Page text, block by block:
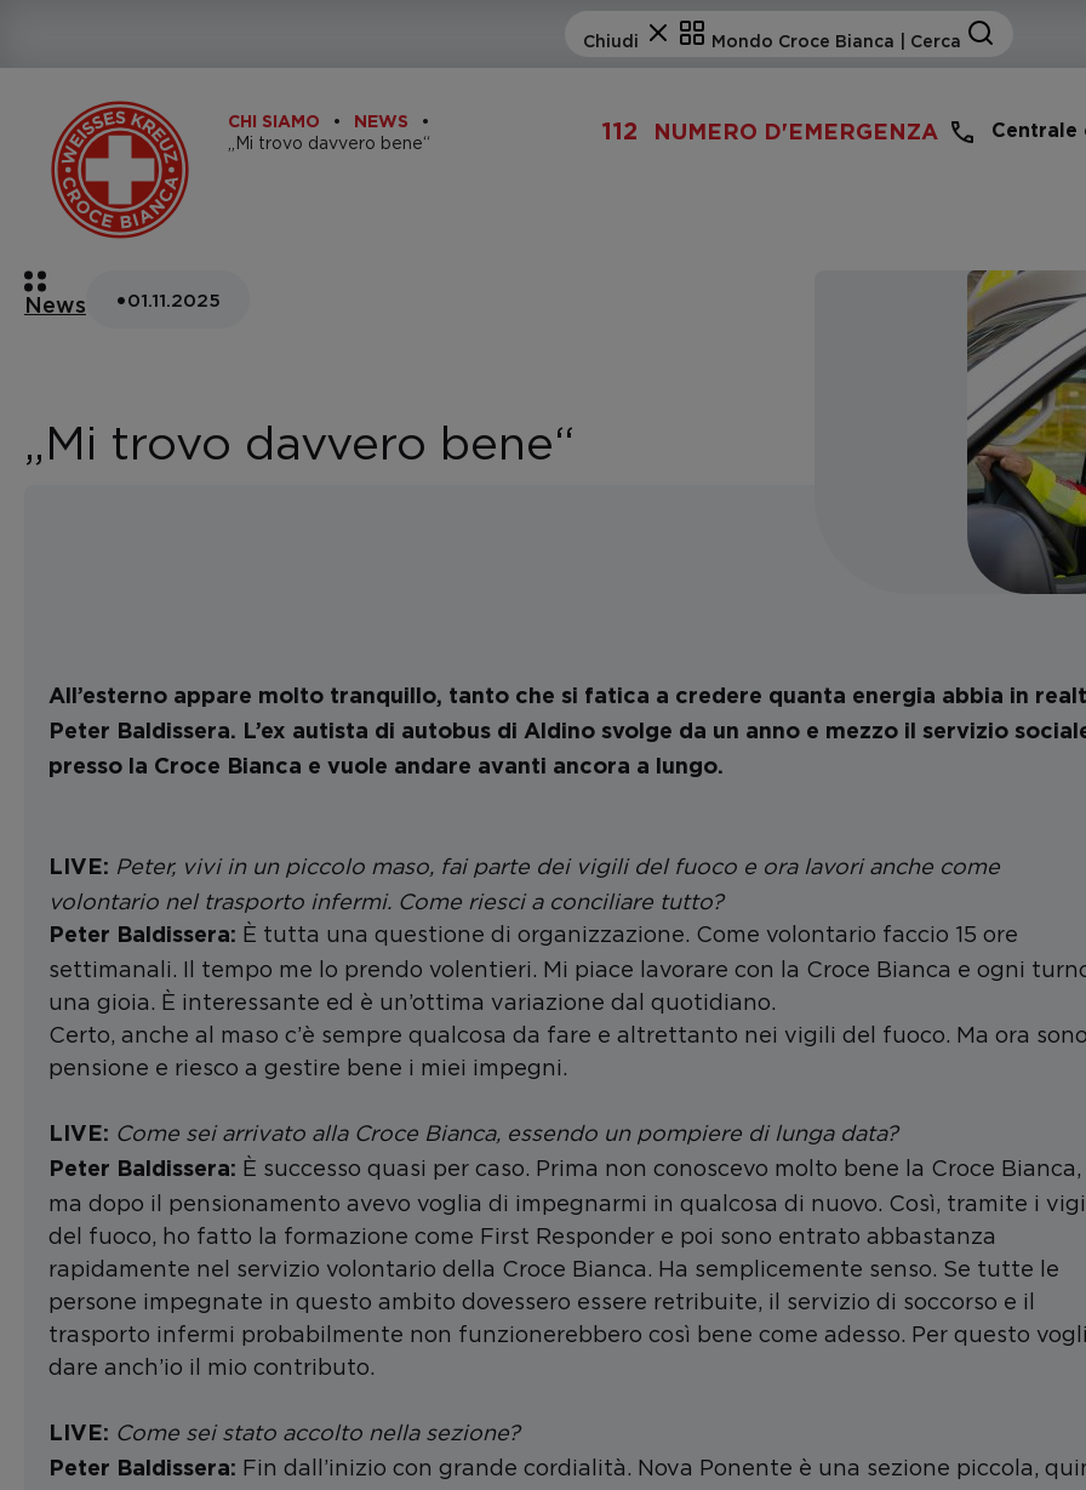
CHI SIAMO NEWS
„Mi trovo davvero bene“ 112 NUMERO D'EMERGENZA Centrale
News •01.11.2025
„Mi trovo davvero bene“
All’esterno appare molto tranquillo, tanto che si fatica a credere quanta energia abbia in
Peter Baldissera. L’ex autista di autobus di Aldino svolge da un anno e mezzo il servizio
presso la Croce Bianca e vuole andare avanti ancora a lungo.
LIVE: Peter, vivi in un piccolo maso, fai parte dei vigili del fuoco e ora lavori anche come
volontario nel trasporto infermi. Come riesci a conciliare tutto?
Peter Baldissera: È tutta una questione di organizzazione. Come volontario faccio 15 ore
settimanali. Il tempo me lo prendo volentieri. Mi piace lavorare con la Croce Bianca e ogni
una gioia. È interessante ed è un’ottima variazione dal quotidiano.
Certo, anche al maso c’è sempre qualcosa da fare e altrettanto nei vigili del fuoco. Ma ora
pensione e riesco a gestire bene i miei impegni.
LIVE: Come sei arrivato alla Croce Bianca, essendo un pompiere di lunga data?
Peter Baldissera: È successo quasi per caso. Prima non conoscevo molto bene la Croce Bianca,
ma dopo il pensionamento avevo voglia di impegnarmi in qualcosa di nuovo. Così, tramite i
del fuoco, ho fatto la formazione come First Responder e poi sono entrato abbastanza
rapidamente nel servizio volontario della Croce Bianca. Ha semplicemente senso. Se tutte le
persone impegnate in questo ambito dovessero essere retribuite, il servizio di soccorso e il
trasporto infermi probabilmente non funzionerebbero così bene come adesso. Per questo
dare anch’io il mio contributo.
LIVE: Come sei stato accolto nella sezione?
Peter Baldissera: Fin dall’inizio con grande cordialità. Nova Ponente è una sezione piccola,